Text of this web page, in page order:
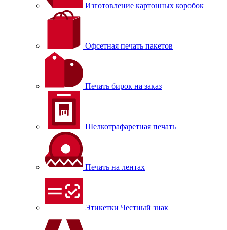
Изготовление картонных коробок
Офсетная печать пакетов
Печать бирок на заказ
Шелкотрафаретная печать
Печать на лентах
Этикетки Честный знак